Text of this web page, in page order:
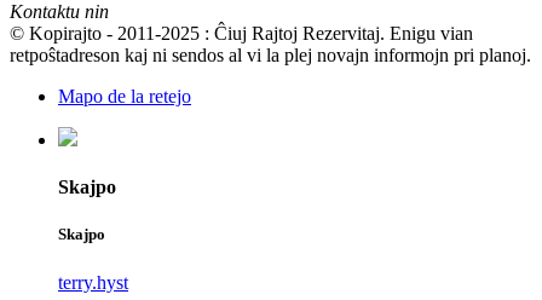
Kontaktu nin
© Kopirajto - 2011-2025 : Ĉiuj Rajtoj Rezervitaj. Enigu vian
retpoŝtadreson kaj ni sendos al vi la plej novajn informojn pri planoj.
Mapo de la retejo
Skajpo
Skajpo
terry.hyst